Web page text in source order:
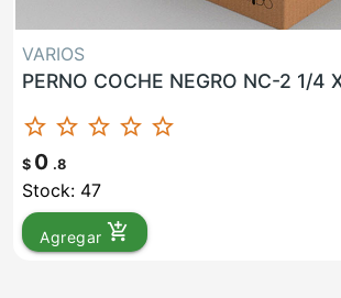
VARIOS
PERNO COCHE NEGRO NC-2 1/4
star_border star_border star_border star_border star_border
$ 0 .8
Stock: 47
Agregar add_shopping_cart